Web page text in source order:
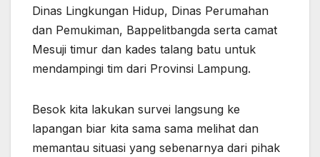
Dinas Lingkungan Hidup, Dinas Perumahan
dan Pemukiman, Bappelitbangda serta camat
Mesuji timur dan kades talang batu untuk
mendampingi tim dari Provinsi Lampung.
Besok kita lakukan survei langsung ke
lapangan biar kita sama sama melihat dan
memantau situasi yang sebenarnya dari pihak